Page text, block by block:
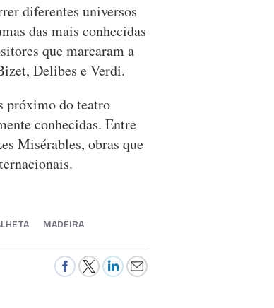
diferentes universos
das mais conhecidas
que marcaram a
Delibes e Verdi.
próximo do teatro
conhecidas. Entre
Misérables, obras que
MADEIRA